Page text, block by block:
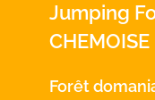
Jumping
CHEMOISE
Forêt